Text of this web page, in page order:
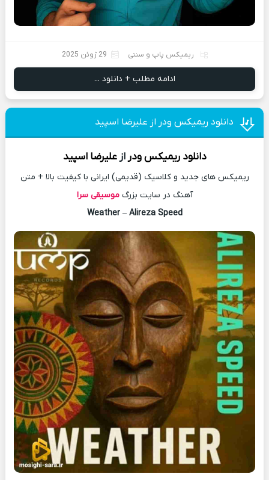
ریمیکس پاپ و سنتی 29 ژوئن 2025
ادامه مطلب + دانلود ...
دانلود ریمیکس ودر از علیرضا اسپید
دانلودریمیکس ودر ازعلیرضا اسپید
ریمیکس های جدید و کلاسیک (قدیمی) ایرانی با کیفیت بالا + متن
آهنگ در سایت بزرگموسیقی سرا
Weather– Alireza Speed